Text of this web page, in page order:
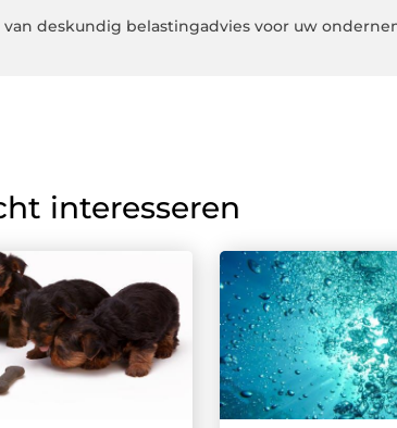
interesseren